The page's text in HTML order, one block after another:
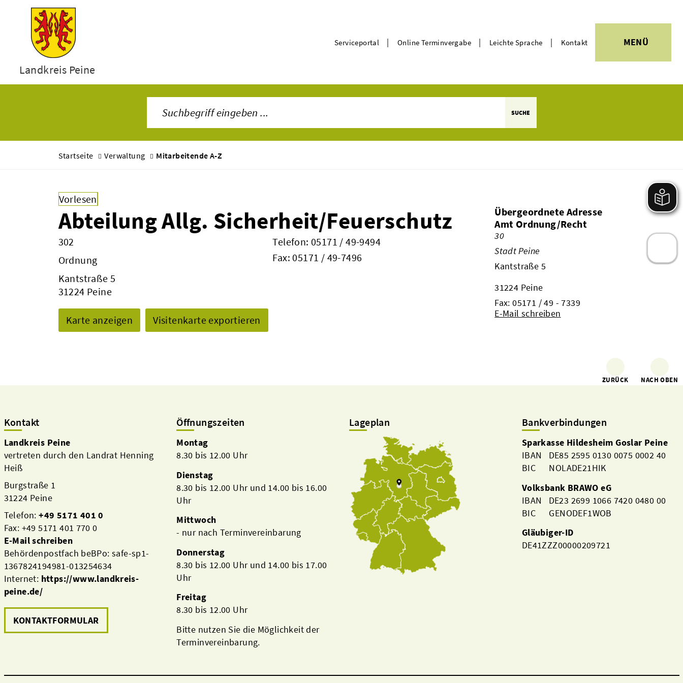
Landkreis Peine
Serviceportal | Online Terminvergabe | Leichte Sprache | Kontakt MENÜ
SUCHE
Startseite Verwaltung Mitarbeitende A-Z
Vorlesen
Abteilung Allg. Sicherheit/Feuerschutz
302
Ordnung
Kantstraße 5
31224 Peine
Telefon: 05171 / 49-9494
Fax: 05171 / 49-7496
Karte anzeigen Visitenkarte exportieren
Übergeordnete Adresse
Amt Ordnung/Recht
30
Stadt Peine
Kantstraße 5
31224 Peine
Fax: 05171 / 49 - 7339
E-Mail schreiben
ZURÜCK NACH OBEN
Kontakt
Landkreis Peine
vertreten durch den Landrat Henning
Heiß
Burgstraße 1
31224 Peine
Telefon:+49 5171 401 0
Fax: +49 5171 401 770 0
E-Mail schreiben
Behördenpostfach beBPo: safe-sp1-
1367824194981-013254634
Internet: https://www.landkreis-
peine.de/
KONTAKTFORMULAR
Öffnungszeiten
Montag
8.30 bis 12.00 Uhr
Dienstag
8.30 bis 12.00 Uhr und 14.00 bis 16.00
Uhr
Mittwoch
- nur nach Terminvereinbarung
Donnerstag
8.30 bis 12.00 Uhr und 14.00 bis 17.00
Uhr
Freitag
8.30 bis 12.00 Uhr
Bitte nutzen Sie die Möglichkeit der
Terminvereinbarung.
Lageplan Bankverbindungen
Sparkasse Hildesheim Goslar Peine
IBAN DE85 2595 0130 0075 0002 40
BIC NOLADE21HIK
Volksbank BRAWO eG
IBAN DE23 2699 1066 7420 0480 00
BIC GENODEF1WOB
Gläubiger-ID
DE41ZZZ00000209721